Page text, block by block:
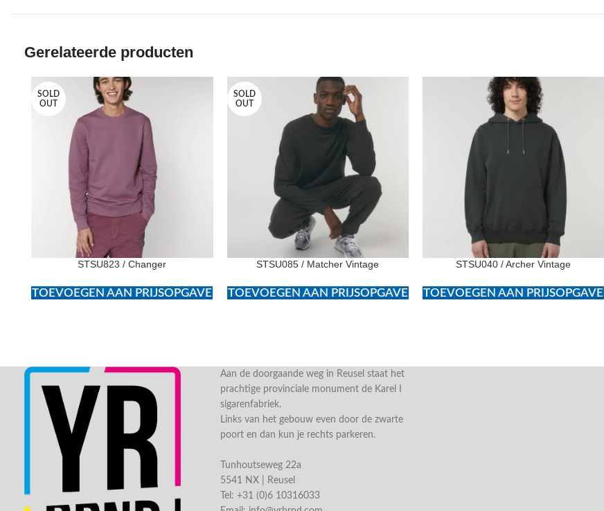
Gerelateerde producten
SOLD
OUT
STSU823 / Changer
TOEVOEGEN AAN PRIJSOPGAVE
SOLD
OUT
STSU085 / Matcher Vintage
TOEVOEGEN AAN PRIJSOPGAVE
STSU040 / Archer Vintage
TOEVOEGEN AAN PRIJSOPGAVE
Aan de doorgaande weg in Reusel staat het
prachtige provinciale monument de Karel I
sigarenfabriek.
Links van het gebouw even door de zwarte
poort en dan kun je rechts parkeren.
Tunhoutseweg 22a
5541 NX | Reusel
Tel: +31 (0)6 10316033